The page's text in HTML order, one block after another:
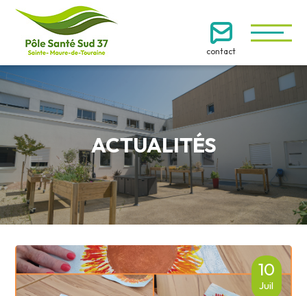
contact
ACTUALITÉS
10
Juil